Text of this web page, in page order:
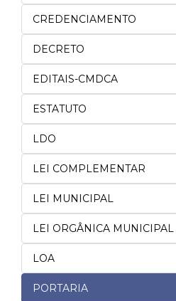
CREDENCIAMENTO
DECRETO
EDITAIS-CMDCA
ESTATUTO
LDO
LEI COMPLEMENTAR
LEI MUNICIPAL
LEI ORGÂNICA MUNICIPAL
LOA
PORTARIA